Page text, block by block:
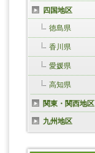
四国地区
徳島県
香川県
愛媛県
高知県
関東・関西地区
九州地区